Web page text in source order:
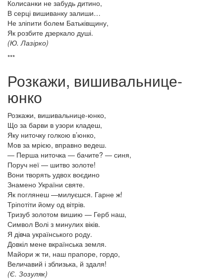
Колисанки не забудь дитино,
В серці вишиванку залиши…
Не зліпити болем Батьківщину,
Як розбите дзеркало душі.
(Ю. Лазірко)
***
Розкажи, вишивальнице-
юнко
Розкажи, вишивальнице-юнко,
Що за барви в узори кладеш,
Яку ниточку голкою в’юнко,
Мов за мрією, вправно ведеш.
— Перша ниточка — бачите? — синя,
Поруч неї — шитво золоте!
Вони творять удвох воєдино
Знамено України святе.
Як поглянеш —милуєшся. Гарне ж!
Тріпотіти йому од вітрів.
Тризуб золотом вишию — Герб наш,
Символ Волі з минулих віків.
Я дівча українського роду.
Довкіл мене вкраїнська земля.
Майори ж ти, наш прапоре, гордо,
Величавий і зблизька, й здаля!
(Є. Зозуляк)